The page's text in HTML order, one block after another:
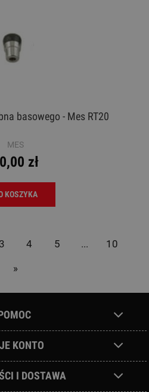
basowego - Mes RT20
MES
zł
KOSZYKA
3 4 5 ... 10
»
KONTO
I DOSTAWA